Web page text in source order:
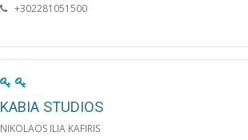
+302281051500
KABIA STUDIOS
NIKOLAOS ILIA KAFIRIS